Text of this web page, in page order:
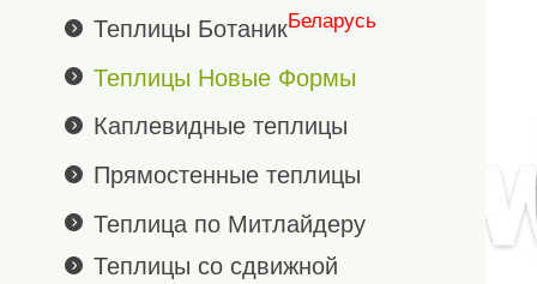
Теплицы БотаникБеларусь
Теплицы Новые Формы
Каплевидные теплицы
Прямостенные теплицы
Теплица по Митлайдеру
Теплицы со сдвижной